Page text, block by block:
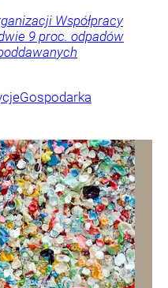
Współpracy
9 proc. odpadów
Gospodarka